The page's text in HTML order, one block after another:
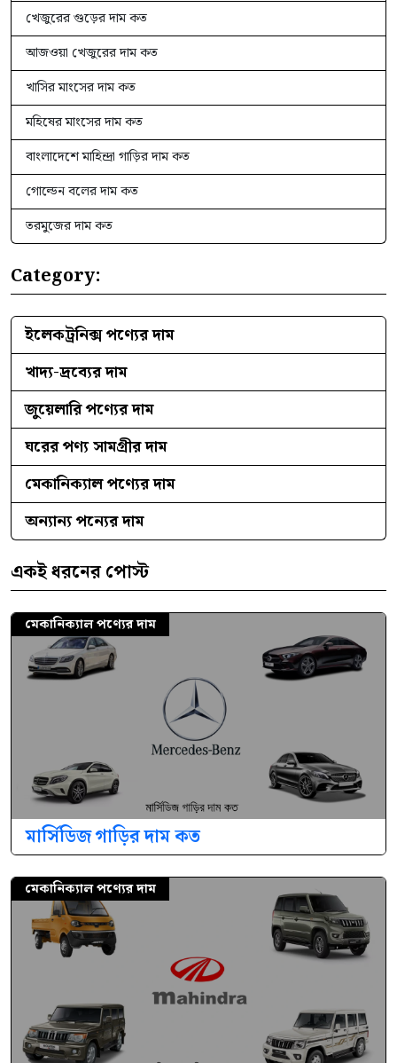
খেজুরের গুড়ের দাম কত
আজওয়া খেজুরের দাম কত
খাসির মাংসের দাম কত
মহিষের মাংসের দাম কত
বাংলাদেশে মাহিন্দ্রা গাড়ির দাম কত
গোল্ডেন বলের দাম কত
তরমুজের দাম কত
Category:
ইলেকট্রনিক্স পণ্যের দাম
খাদ্য-দ্রব্যের দাম
জুয়েলারি পণ্যের দাম
ঘরের পণ্য সামগ্রীর দাম
মেকানিক্যাল পণ্যের দাম
অন্যান্য পন্যের দাম
একই ধরনের পোস্ট
মেকানিক্যাল পণ্যের দাম
মার্সিডিজ গাড়ির দাম কত
মেকানিক্যাল পণ্যের দাম